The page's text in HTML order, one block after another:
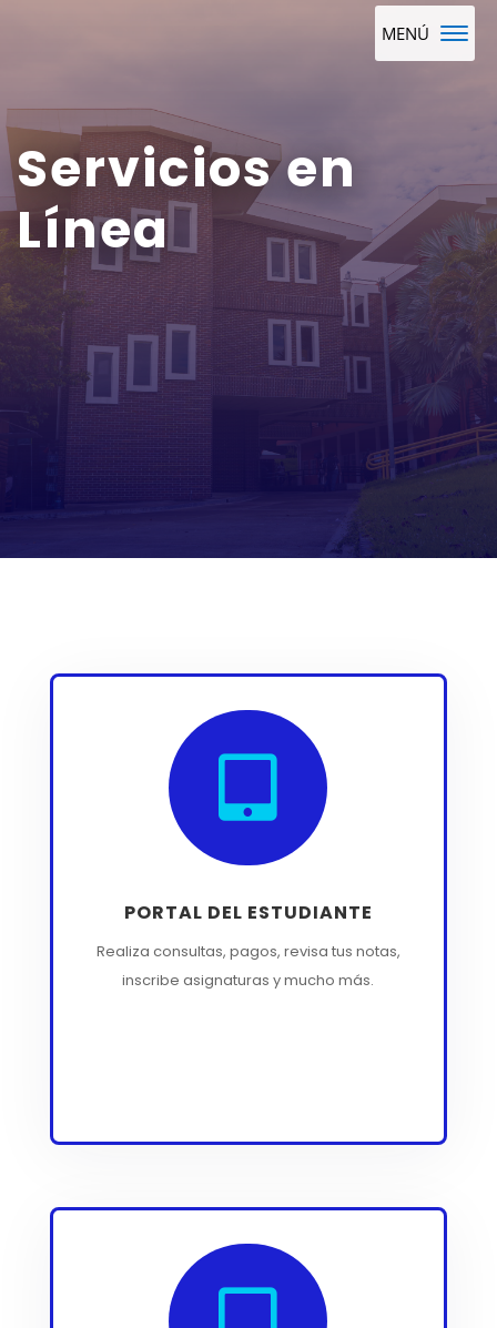
Servicios en
Línea

PORTAL DEL ESTUDIANTE
Realiza consultas, pagos, revisa tus notas,
inscribe asignaturas y mucho más.